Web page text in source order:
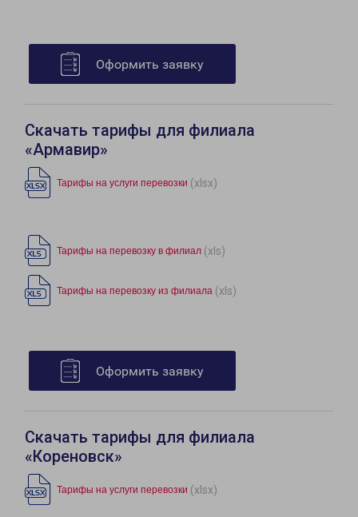
Оформить заявку
Скачать тарифы для филиала
«Армавир»
Тарифы на услуги перевозки (xlsx)
Тарифы на перевозку в филиал (xls)
Тарифы на перевозку из филиала (xls)
Оформить заявку
Скачать тарифы для филиала
«Кореновск»
Тарифы на услуги перевозки (xlsx)